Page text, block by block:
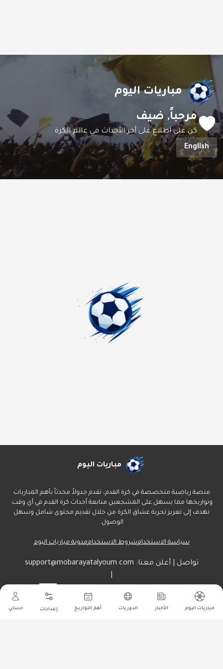
مباريات اليوم
مرحباً, ضيف
كن على اطلاع على أخر الأحداث في عالم الكرة
English
مباريات اليوم الأخبار الدوريات أهم التواريخ إعدادات حسابي
مباريات اليوم
منصة رياضية متخصصة في كرة القدم، تقدم جدولاً محدثاً بأهم المباريات
وتواريخها مما يسهل على المشجعين متابعة أحداث كرة القدم في أي وقت.
نهدف إلى تعزيز تجربة عشاق الكرة من خلال تقديم محتوى شامل وسهل
الوصول.
سياسة الاستخدامشروط الاستخداممدونة مباريات اليوم
تواصل | أعلن معنا: support@mobarayatalyoum.com